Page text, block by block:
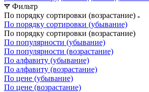
Фильтр
По порядку сортировки (возрастание)
По порядку сортировки (убывание)
По порядку сортировки (возрастание)
По популярности (убывание)
По популярности (возрастание)
По алфавиту (убывание)
По алфавиту (возрастание)
По цене (убывание)
По цене (возрастание)